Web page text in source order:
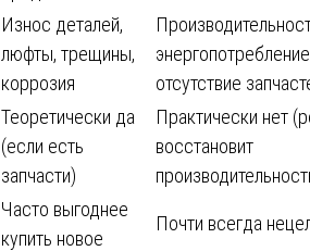
Износ деталей,
люфты, трещины,
коррозия
отсутствие
Теоретически да
(если есть
запчасти)
Практически нет
восстановит
Часто выгоднее
купить новое
Почти всегда